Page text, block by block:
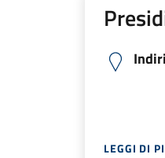
LEGGI DI